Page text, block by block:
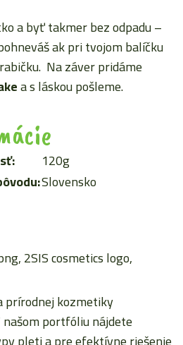
a byť takmer bez odpadu –
ak pri tvojom balíčku
Na záver pridáme
a s láskou pošleme.
120g
Slovensko
prírodnej kozmetiky
našom portfóliu nájdete